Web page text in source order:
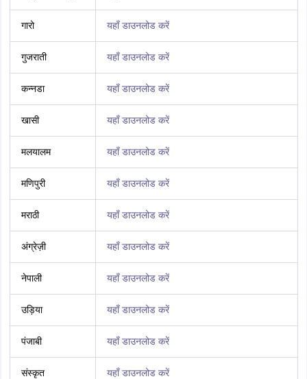
गारो यहाँ डाउनलोड करें
गुजराती यहाँ डाउनलोड करें
कन्नडा यहाँ डाउनलोड करें
खासी यहाँ डाउनलोड करें
मलयालम यहाँ डाउनलोड करें
मणिपुरी यहाँ डाउनलोड करें
मराठी यहाँ डाउनलोड करें
अंग्रेज़ी यहाँ डाउनलोड करें
नेपाली यहाँ डाउनलोड करें
उड़िया यहाँ डाउनलोड करें
पंजाबी यहाँ डाउनलोड करें
संस्कृत यहाँ डाउनलोड करें